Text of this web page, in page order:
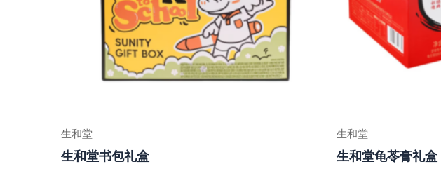
生和堂
生和堂书包礼盒
生和堂
生和堂龟苓膏礼盒